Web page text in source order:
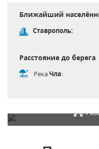
Ближайший
Ставрополь:
Расстояние до берега
РекаЧла: